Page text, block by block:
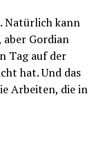
Natürlich kann
aber Gordian
Tag auf der
hat. Und das
Arbeiten, die in